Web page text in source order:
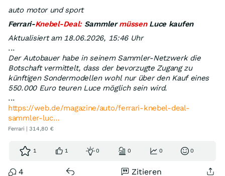
auto motor und sport
Ferrari-Knebel-Deal: Sammler müssen Luce kaufen
Aktualisiert am 18.06.2026, 15:46 Uhr
...
Der Autobauer habe in seinem Sammler-Netzwerk die
Botschaft vermittelt, dass der bevorzugte Zugang zu
künftigen Sondermodellen wohl nur über den Kauf eines
550.000 Euro teuren Luce möglich sein wird.
...
https://web.de/magazine/auto/ferrari-knebel-deal-
sammler-luc…
Ferrari | 314,80 €
1 1 0 0 0 0
4 Zitieren